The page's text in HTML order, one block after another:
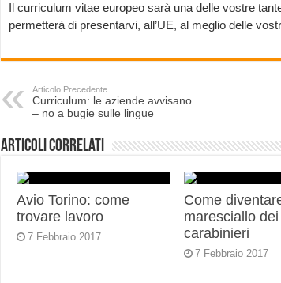
Il curriculum vitae europeo sarà una delle vostre
permetterà di presentarvi, all’UE, al meglio delle
Articolo Precedente
Curriculum: le aziende avvisano
– no a bugie sulle lingue
Articoli correlati
Avio Torino: come
trovare lavoro
7 Febbraio 2017
Come
maresciallo dei
carabinieri
7 Febbraio 2017